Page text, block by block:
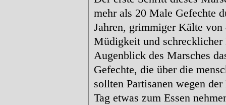
mehr als 20 Male Gefechte
Jahren, grimmiger Kälte
Müdigkeit und
Augenblick des Marsches
Gefechte, die über die
sollten Partisanen wegen
Tag etwas zum Essen